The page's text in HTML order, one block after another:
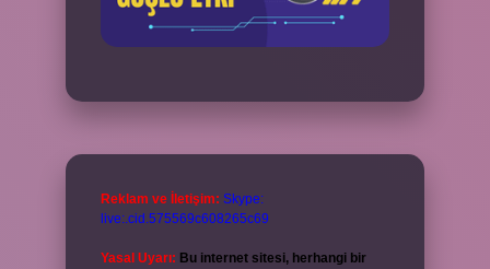
Reklam ve İletişim: Skype:
live:.cid.575569c608265c69
Yasal Uyarı: Bu internet sitesi, herhangi bir